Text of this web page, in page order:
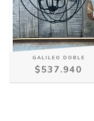
GALILEO DOBLE
$537.940